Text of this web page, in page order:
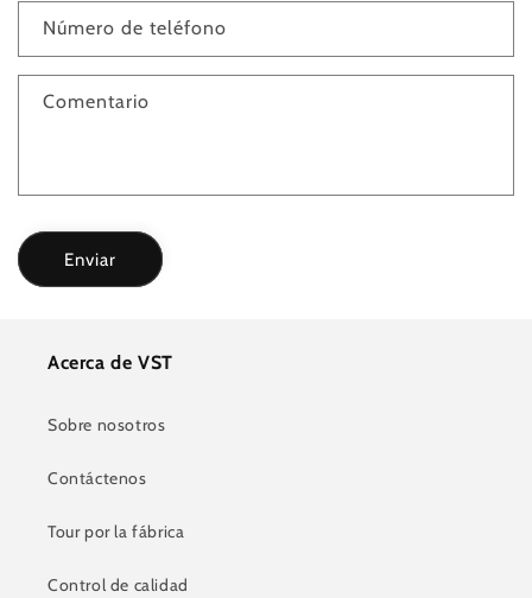
Número de teléfono
Comentario
Enviar
Acerca de VST
Sobre nosotros
Contáctenos
Tour por la fábrica
Control de calidad